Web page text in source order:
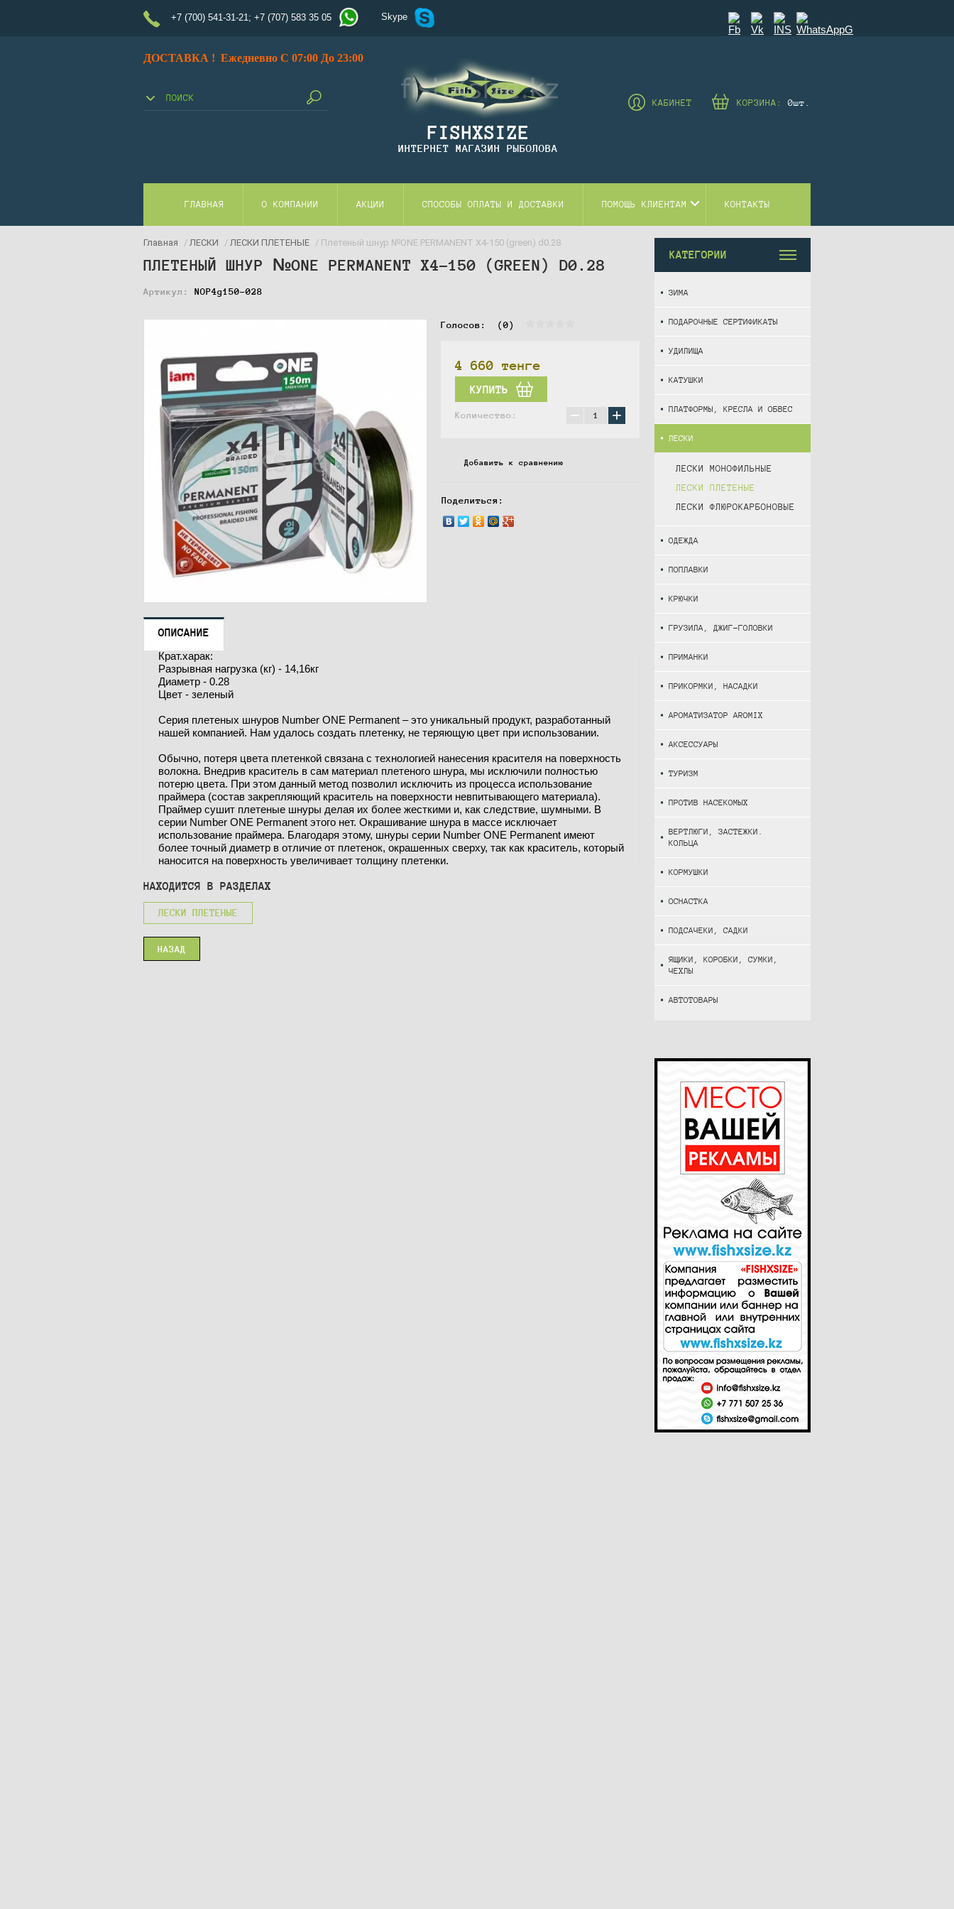
+7 (700) 541-31-21; +7 (707) 583 35 05 Skype
ДОСТАВКА ! Ежедневно С 07:00 До 23:00
КОРЗИНА:0шт.
КАБИНЕТ
FISHXSIZE
ИНТЕРНЕТ МАГАЗИН РЫБОЛОВА
ГЛАВНАЯ О КОМПАНИИ АКЦИИ СПОСОБЫ ОПЛАТЫ И ДОСТАВКИ ПОМОЩЬ КЛИЕНТАМ КОНТАКТЫ
КАТЕГОРИИ
ЗИМА
ПОДАРОЧНЫЕ СЕРТИФИКАТЫ
УДИЛИЩА
КАТУШКИ
ПЛАТФОРМЫ, КРЕСЛА И ОБВЕС
ЛЕСКИ
ЛЕСКИ МОНОФИЛЬНЫЕ
ЛЕСКИ ПЛЕТЕНЫЕ
ЛЕСКИ ФЛЮРОКАРБОНОВЫЕ
ОДЕЖДА
ПОПЛАВКИ
КРЮЧКИ
ГРУЗИЛА, ДЖИГ-ГОЛОВКИ
ПРИМАНКИ
ПРИКОРМКИ, НАСАДКИ
АРОМАТИЗАТОР AROMIX
АКСЕССУАРЫ
ТУРИЗМ
ПРОТИВ НАСЕКОМЫХ
ВЕРТЛЮГИ, ЗАСТЕЖКИ.
КОЛЬЦА
КОРМУШКИ
ОСНАСТКА
ПОДСАЧЕКИ, САДКИ
ЯЩИКИ, КОРОБКИ, СУМКИ,
ЧЕХЛЫ
АВТОТОВАРЫ
Главная / ЛЕСКИ / ЛЕСКИ ПЛЕТЕНЫЕ / Плетеный шнур №ONE PERMANENT Х4-150 (green) d0.28
ПЛЕТЕНЫЙ ШНУР №ONE PERMANENT Х4-150 (GREEN) D0.28
Артикул: NOP4g150-028
Голосов: (0)
4 660 тенге
КУПИТЬ
Количество: − +
Добавить к сравнению
Поделиться:
ОПИСАНИЕ
Крат.харак:
Разрывная нагрузка (кг) - 14,16кг
Диаметр - 0.28
Цвет - зеленый
Серия плетеных шнуров Number ONE Permanent – это уникальный продукт, разработанный
нашей компанией. Нам удалось создать плетенку, не теряющую цвет при использовании.
Обычно, потеря цвета плетенкой связана с технологией нанесения красителя на поверхность
волокна. Внедрив краситель в сам материал плетеного шнура, мы исключили полностью
потерю цвета. При этом данный метод позволил исключить из процесса использование
праймера (состав закрепляющий краситель на поверхности невпитывающего материала).
Праймер сушит плетеные шнуры делая их более жесткими и, как следствие, шумными. В
серии Number ONE Permanent этого нет. Окрашивание шнура в массе исключает
использование праймера. Благодаря этому, шнуры серии Number ONE Permanent имеют
более точный диаметр в отличие от плетенок, окрашенных сверху, так как краситель, который
наносится на поверхность увеличивает толщину плетенки.
НАХОДИТСЯ В РАЗДЕЛАХ
ЛЕСКИ ПЛЕТЕНЫЕ
НАЗАД